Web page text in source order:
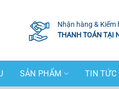
Nhận hàng & Kiểm
THANH TOÁN TẠI
SẢN PHẨM TIN TỨC